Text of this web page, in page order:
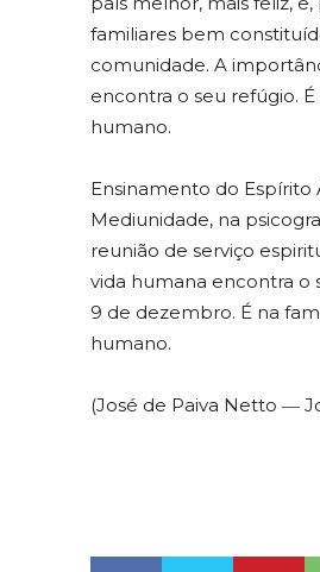
familiares bem
comunidade. A
encontra o seu refúgio.
humano.
Ensinamento do Espírito
Mediunidade, na
reunião de serviço
vida humana encontra o
9 de dezembro. É na
humano.
(José de Paiva Netto ―